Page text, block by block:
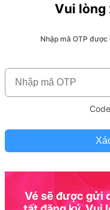
Vui lòng
Nhập mã OTP
Vé sẽ được gửi